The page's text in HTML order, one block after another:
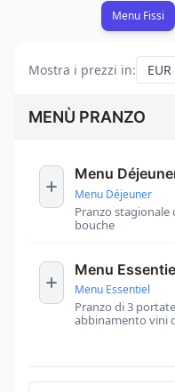
Menu Fissi
Mostra i prezzi in:
MENÙ PRANZO
Menu
Menu Déjeuner
Pranzo stagionale
bouche
Menu
Menu Essentiel
Pranzo di 3
abbinamento vini